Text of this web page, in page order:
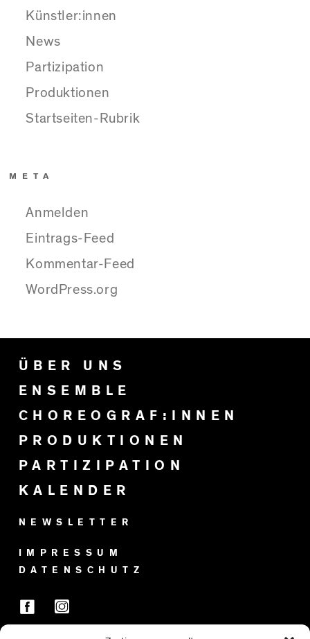
Künstler:innen
News
Partizipation
Produktionen
Startseiten-Rubrik
META
Anmelden
Eintrags-Feed
Kommentar-Feed
WordPress.org
ÜBER UNS
ENSEMBLE
CHOREOGRAF:INNEN
PRODUKTIONEN
PARTIZIPATION
KALENDER
NEWSLETTER
IMPRESSUM
DATENSCHUTZ